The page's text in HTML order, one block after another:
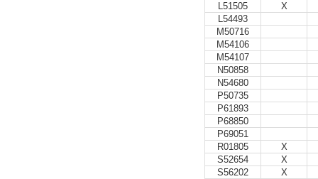
L51505
X
L54493
M50716
M54106
M54107
N50858
N54680
P50735
P61893
P68850
P69051
R01805
X
S52654
X
S56202
X